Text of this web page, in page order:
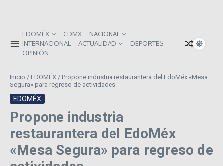
EDOMÉX CDMX
NACIONAL
INTERNACIONAL
ACTUALIDAD
DEPORTES
OPINIÓN
Inicio / EDOMÉX / Propone industria restaurantera del EdoMéx «Mesa
Segura» para regreso de actividades
EDOMÉX
Propone industria
restaurantera del EdoMéx
«Mesa Segura» para regreso de